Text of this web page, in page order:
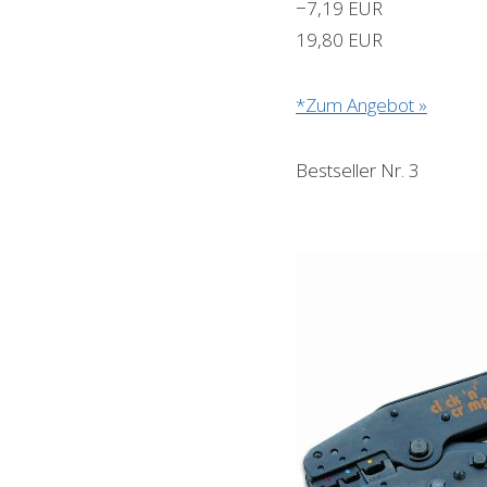
−7,19 EUR
19,80 EUR
*Zum Angebot »
Bestseller Nr. 3